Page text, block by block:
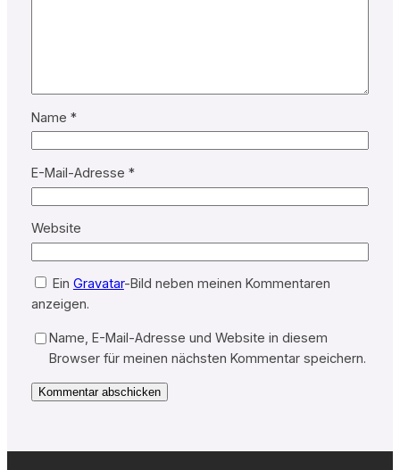
Name *
E-Mail-Adresse *
Website
Ein Gravatar-Bild neben meinen Kommentaren
anzeigen.
Name, E-Mail-Adresse und Website in diesem
Browser für meinen nächsten Kommentar speichern.